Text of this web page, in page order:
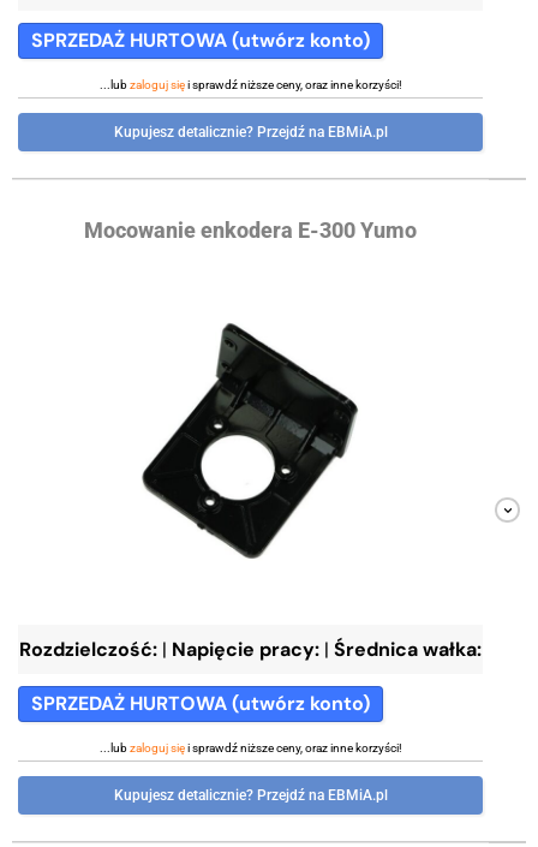
SPRZEDAŻ HURTOWA (utwórz konto)
...lubzaloguj sięi sprawdź niższe ceny, oraz inne korzyści!
Kupujesz detalicznie? Przejdź na EBMiA.pl
Mocowanie enkodera E-300 Yumo
Rozdzielczość: | Napięcie pracy: | Średnica wałka:
SPRZEDAŻ HURTOWA (utwórz konto)
...lubzaloguj sięi sprawdź niższe ceny, oraz inne korzyści!
Kupujesz detalicznie? Przejdź na EBMiA.pl